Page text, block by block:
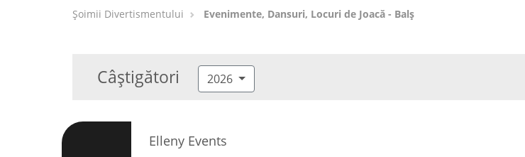
Şoimii Divertismentului Evenimente, Dansuri, Locuri de Joacă - Balş
Câștigători 2026
Elleny Events